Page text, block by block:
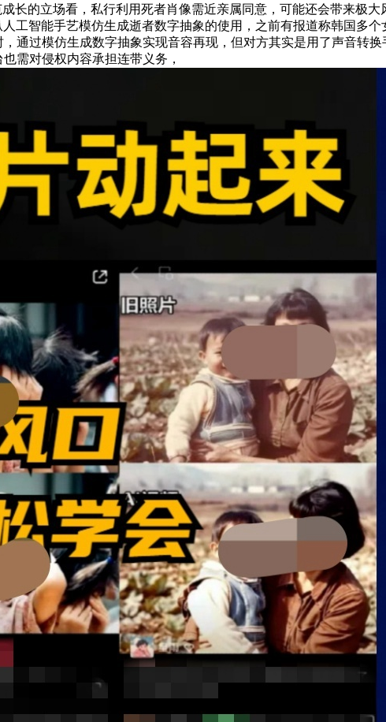
长的立场看，私行利用死者肖像需近亲属同意，可能还会带来极
工智能手艺模仿生成逝者数字抽象的使用，之前有报道称韩国多
通过模仿生成数字抽象实现音容再现，但对方其实是用了声音转
需对侵权内容承担连带义务，